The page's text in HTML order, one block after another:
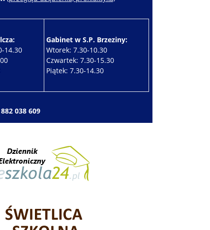
14.30
Gabinet w S.P. Brzeziny:
Wtorek: 7.30-10.30
Czwartek: 7.30-15.30
Piątek: 7.30-14.30
038 609